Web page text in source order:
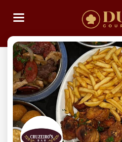
Toggle navigation